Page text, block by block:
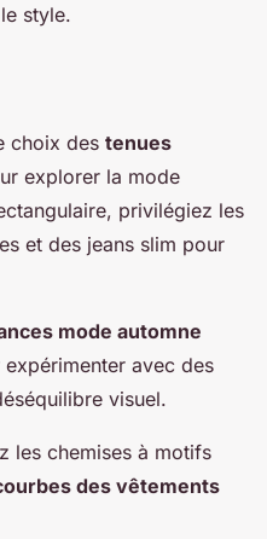
style.
choix des tenues
explorer la mode
privilégiez les
et des jeans slim pour
mode automne
avec des
visuel.
les chemises à motifs
des vêtements